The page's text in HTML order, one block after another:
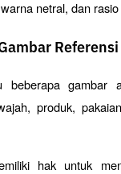
netral, dan rasio
Referensi
beberapa gambar
produk,
hak untuk